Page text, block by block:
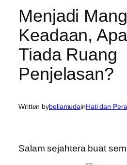
Menjadi
Keadaan,
Tiada Ruang
Penjelasan?
Written bybeliamudainHati dan
Salam sejahtera buat